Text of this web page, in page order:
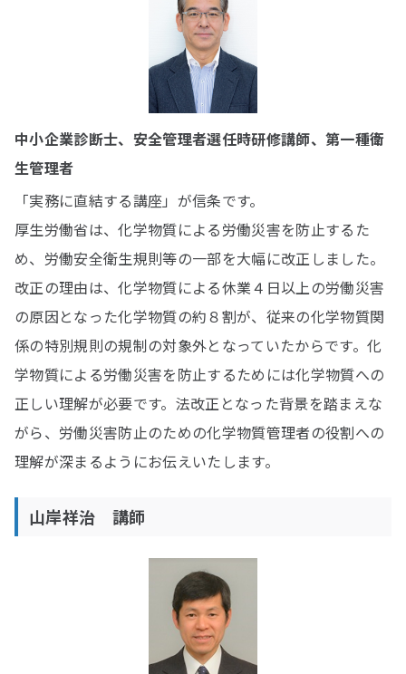
中小企業診断士、安全管理者選任時研修講師、第一種衛
生管理者
「実務に直結する講座」が信条です。
厚生労働省は、化学物質による労働災害を防止するた
め、労働安全衛生規則等の一部を大幅に改正しました。
改正の理由は、化学物質による休業４日以上の労働災害
の原因となった化学物質の約８割が、従来の化学物質関
係の特別規則の規制の対象外となっていたからです。化
学物質による労働災害を防止するためには化学物質への
正しい理解が必要です。法改正となった背景を踏まえな
がら、労働災害防止のための化学物質管理者の役割への
理解が深まるようにお伝えいたします。
山岸祥治 講師